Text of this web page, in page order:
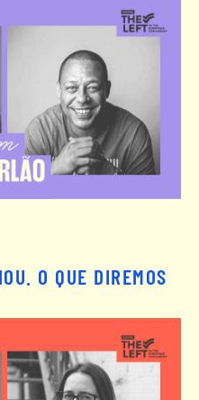
O QUE DIREMOS